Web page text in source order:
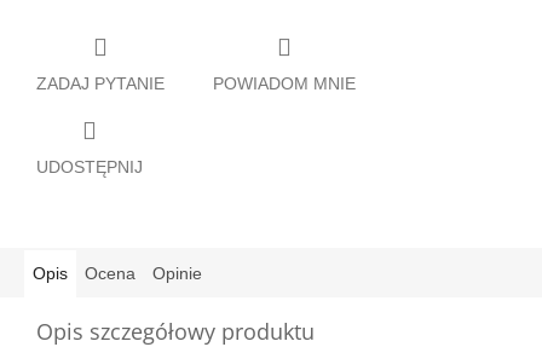
ZADAJ PYTANIE POWIADOM MNIE
UDOSTĘPNIJ
Opis Ocena Opinie
Opis szczegółowy produktu